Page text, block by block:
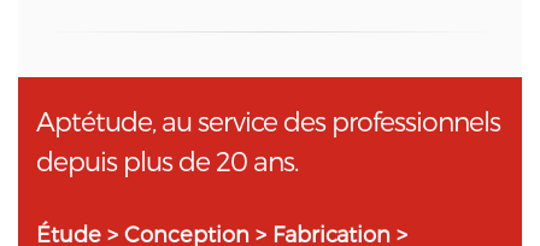
Aptétude, au service des professionnels
depuis plus de 20 ans.
Étude > Conception > Fabrication >